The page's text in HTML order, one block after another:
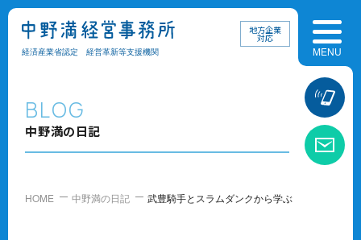
経済産業省認定 経営革新等支援機関
地方企業
対応
BLOG
中野満の日記
HOME 中野満の日記 武豊騎手とスラムダンクから学ぶ